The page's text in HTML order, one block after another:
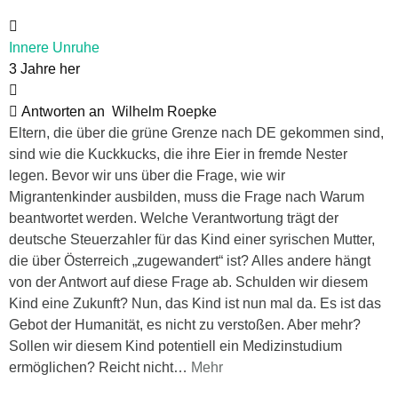
Innere Unruhe
3 Jahre her
Antworten an Wilhelm Roepke
Eltern, die über die grüne Grenze nach DE gekommen sind,
sind wie die Kuckkucks, die ihre Eier in fremde Nester
legen. Bevor wir uns über die Frage, wie wir
Migrantenkinder ausbilden, muss die Frage nach Warum
beantwortet werden. Welche Verantwortung trägt der
deutsche Steuerzahler für das Kind einer syrischen Mutter,
die über Österreich „zugewandert“ ist? Alles andere hängt
von der Antwort auf diese Frage ab. Schulden wir diesem
Kind eine Zukunft? Nun, das Kind ist nun mal da. Es ist das
Gebot der Humanität, es nicht zu verstoßen. Aber mehr?
Sollen wir diesem Kind potentiell ein Medizinstudium
ermöglichen? Reicht nicht… Mehr